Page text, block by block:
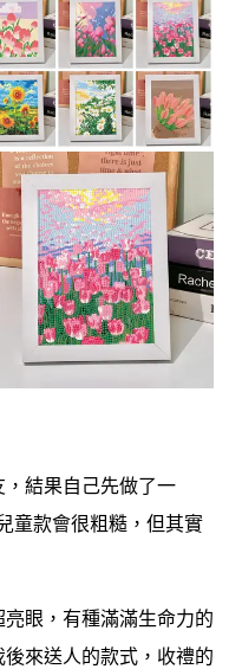
結果自己先做了一
童款會很粗糙，但其實
眼，有種滿滿生命力的
來送人的款式，收禮的